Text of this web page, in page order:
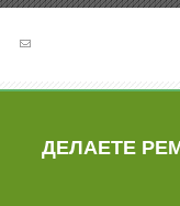
ДЕЛАЕТЕ